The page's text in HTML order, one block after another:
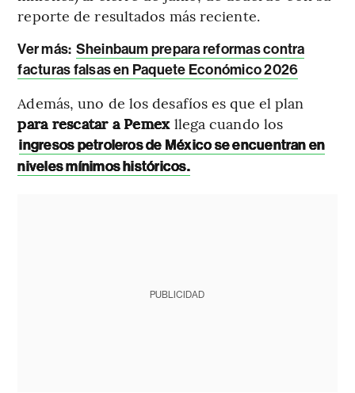
reporte de resultados más reciente.
Ver más: Sheinbaum prepara reformas contra
facturas falsas en Paquete Económico 2026
Además, uno de los desafíos es que el plan
para rescatar a Pemexllega cuando los
ingresos petroleros de México se encuentran en
niveles mínimos históricos.
PUBLICIDAD